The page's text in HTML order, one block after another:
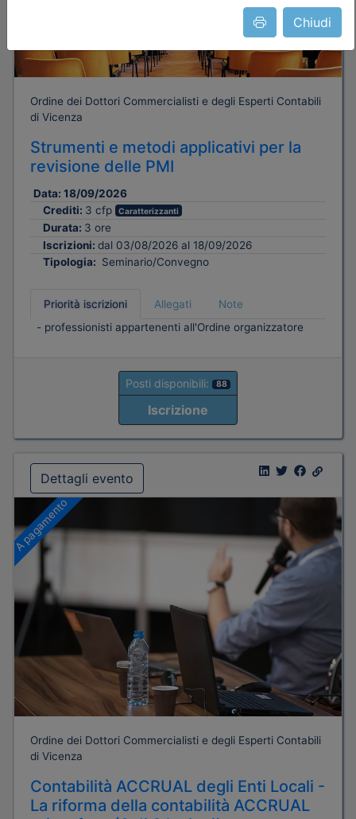
Chiudi
Ordine dei Dottori Commercialisti e degli Esperti Contabili
di Vicenza
Strumenti e metodi applicativi per la
revisione delle PMI
Data: 18/09/2026
Crediti: 3 cfp Caratterizzanti
Durata: 3 ore
Iscrizioni: dal 03/08/2026 al 18/09/2026
Tipologia: Seminario/Convegno
Priorità iscrizioni Allegati
Note
- professionisti appartenenti all'Ordine organizzatore
Posti disponibili: 88
Iscrizione
Dettagli evento
A pagamento
Ordine dei Dottori Commercialisti e degli Esperti Contabili
di Vicenza
Contabilità ACCRUAL degli Enti Locali -
La riforma della contabilità ACCRUAL